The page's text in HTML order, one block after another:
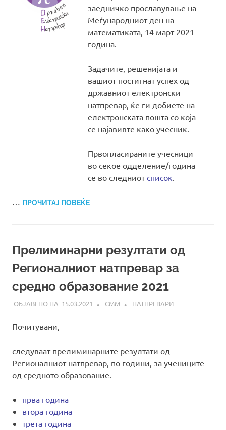
заедничко прославување на
Меѓународниот ден на
математиката, 14 март 2021
година.
Задачите, решенијата и
вашиот постигнат успех од
државниот електронски
натпревар, ќе ги добиете на
електронската пошта со која
се најавивте како учесник.
Првопласираните учесници
во секое одделение/година
се во следниотсписок
ПРОЧИТАЈ ПОВЕЌЕ
Прелиминарни резултати од
Регионалниот натпревар за
средно образование 2021
15.03.2021 СММ НАТПРЕВАРИ
Почитувани,
следуваат прелиминарните резултати од
Регионалниот натпревар, по години, за учениците
од средното образование.
прва година
втора година
трета година